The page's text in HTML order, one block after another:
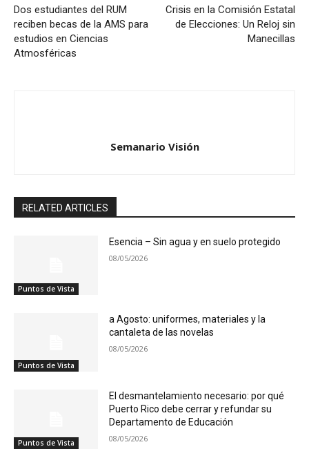
Dos estudiantes del RUM
reciben becas de la AMS para
estudios en Ciencias
Atmosféricas
Crisis en la Comisión Estatal
de Elecciones: Un Reloj sin
Manecillas
Semanario Visión
RELATED ARTICLES
Puntos de Vista
Esencia – Sin agua y en suelo protegido
08/05/2026
Puntos de Vista
a Agosto: uniformes, materiales y la
cantaleta de las novelas
08/05/2026
Puntos de Vista
El desmantelamiento necesario: por qué
Puerto Rico debe cerrar y refundar su
Departamento de Educación
08/05/2026